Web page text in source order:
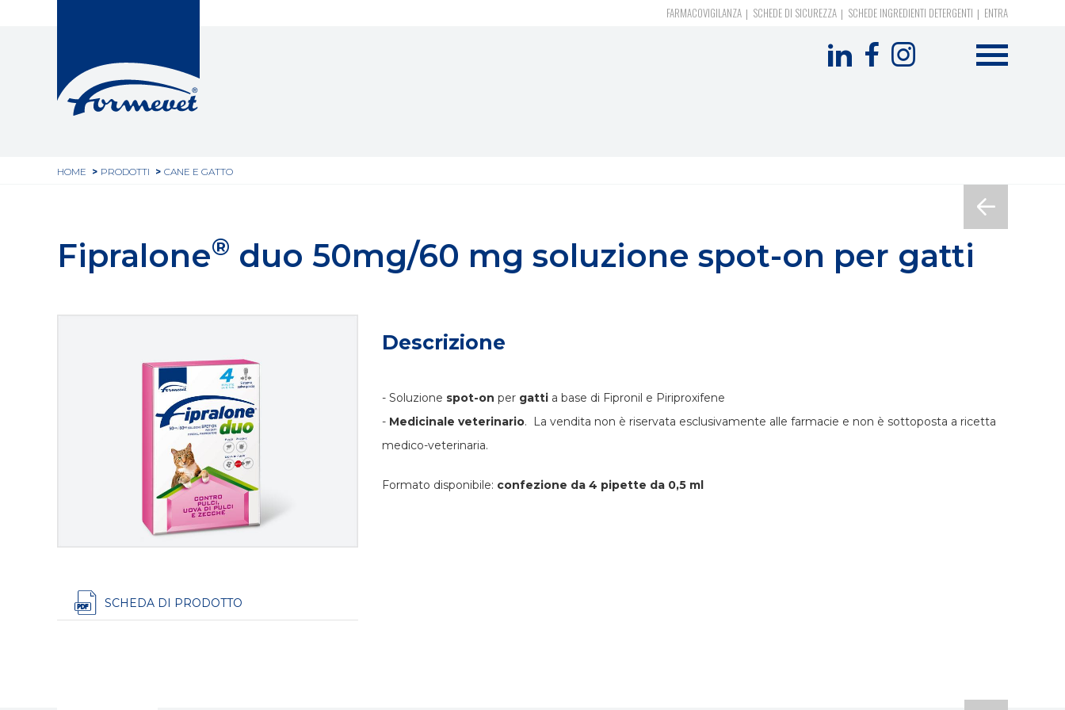
FARMACOVIGILANZA SCHEDE DI SICUREZZA SCHEDE INGREDIENTI DETERGENTI ENTRA
Formevet
Tu
qui
HOME PRODOTTI CANE E GATTO
Fipralone® duo 50mg/60 mg soluzione spot-on per gatti
SCHEDA DI PRODOTTO
Descrizione
- Soluzione spot-on per gatti a base di Fipronil e Piriproxifene
- Medicinale veterinario. La vendita non è riservata esclusivamente alle farmacie e non è sottoposta a ricetta
medico-veterinaria.
Formato disponibile: confezione da 4 pipette da 0,5 ml